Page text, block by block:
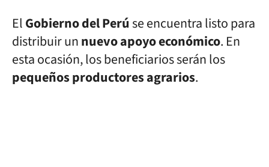
ElGobierno del Perúse encuentra listo para
distribuir unnuevo apoyo económico. En
esta ocasión, los beneficiarios serán los
pequeños productores agrarios.